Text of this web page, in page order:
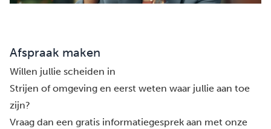
Afspraak maken
Willen jullie scheiden in
Strijen of omgeving en eerst weten waar jullie aan toe
zijn?
Vraag dan een gratis informatiegesprek aan met onze